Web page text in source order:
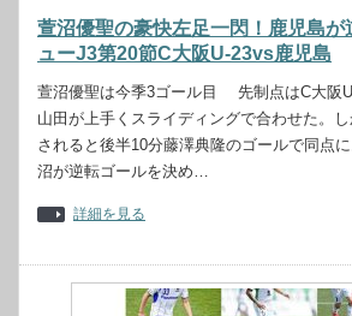
萱沼優聖の豪快左足一閃！鹿児島が
ューJ3第20節C大阪U‐23vs鹿児島
萱沼優聖は今季3ゴール目 先制点はC大阪
山田が上手くスライディングで合わせた。
されると後半10分藤澤典隆のゴールで同点
沼が逆転ゴールを決め…
詳細を見る